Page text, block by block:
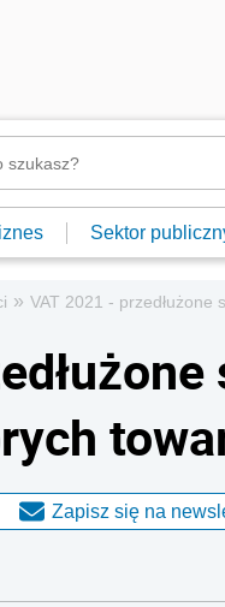
Sektor
» VAT 2021 - przedłużone
Zapisz się na